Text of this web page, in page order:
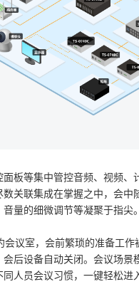
板等集中管控音频、视频
关联集成在掌握之中，会
量的细微调节等凝聚于指
议室，会前繁琐的准备工
后设备自动关闭。会议场
人员会议习惯，一键轻松